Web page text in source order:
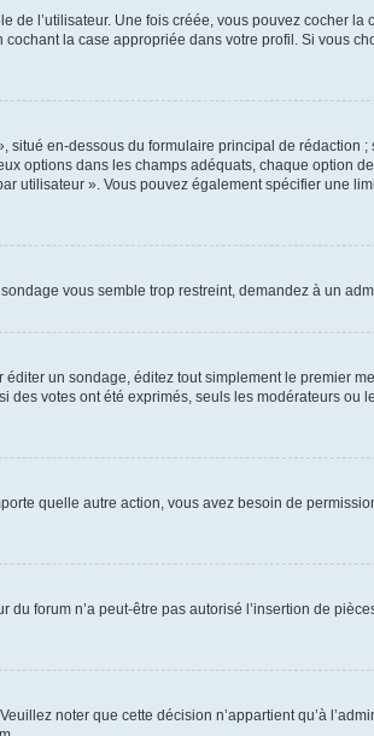
de l’utilisateur. Une fois créée, vous pouvez cocher la
la case appropriée dans votre profil. Si vous
en-dessous du formulaire principal de rédaction
options dans les champs adéquats, chaque option
utilisateur ». Vous pouvez également spécifier une
vous semble trop restreint, demandez à un
un sondage, éditez tout simplement le premier
votes ont été exprimés, seuls les modérateurs ou
quelle autre action, vous avez besoin de
forum n’a peut-être pas autorisé l’insertion de
noter que cette décision n’appartient qu’à